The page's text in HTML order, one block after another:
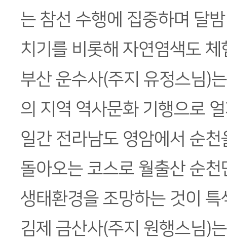
는 참선 수행에 집중하며 달
치기를 비롯해 자연염색도 체
부산 운수사(주지 유정스님)
의 지역 역사문화 기행으로
일간 전라남도 영암에서 순
돌아오는 코스로 월출산 순
생태환경을 조망하는 것이 특
김제 금산사(주지 원행스님)